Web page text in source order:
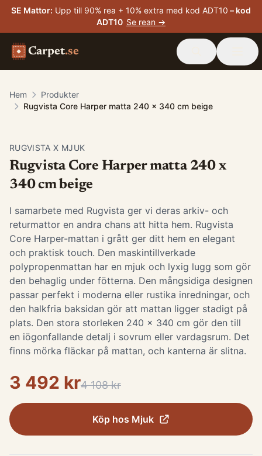
SE Mattor: Upp till 90% rea + 10% extra med kod ADT10 – kod
ADT10 Se rean →
Carpet.se
Hem
Produkter
Rugvista Core Harper matta 240 x 340 cm beige
RUGVISTA X MJUK
Rugvista Core Harper matta 240 x
340 cm beige
I samarbete med Rugvista ger vi deras arkiv- och
returmattor en andra chans att hitta hem. Rugvista
Core Harper-mattan i grått ger ditt hem en elegant
och praktisk touch. Den maskintillverkade
polypropenmattan har en mjuk och lyxig lugg som gör
den behaglig under fötterna. Den mångsidiga designen
passar perfekt i moderna eller rustika inredningar, och
den halkfria baksidan gör att mattan ligger stadigt på
plats. Den stora storleken 240 x 340 cm gör den till
en iögonfallande detalj i sovrum eller vardagsrum. Det
finns mörka fläckar på mattan, och kanterna är slitna.
3 492 kr4 108 kr
Köp hos Mjuk